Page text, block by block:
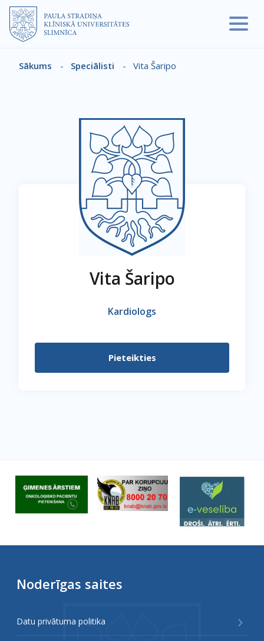
Pārlekt uz galveno saturu
Atpakaļceļš
Sākums - Speciālisti - Vita Šaripo
Vita Šaripo
Kardiologs
Pieteikties
Noderīgas saites
Datu privātuma politika